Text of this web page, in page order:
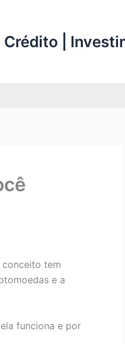
|
conceito tem
e a
funciona e por